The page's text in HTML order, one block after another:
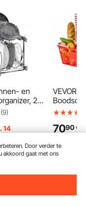
en
2-
breed
(9)
14
18%
VEVOR
12 stuks,
met
9,07 kg,
7090€
In
Door verder te
akkoord gaat met ons